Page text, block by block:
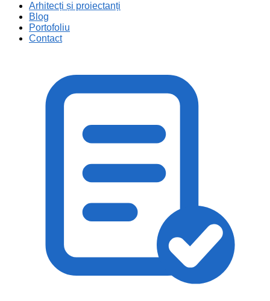
Arhitecți și proiectanți
Blog
Portofoliu
Contact